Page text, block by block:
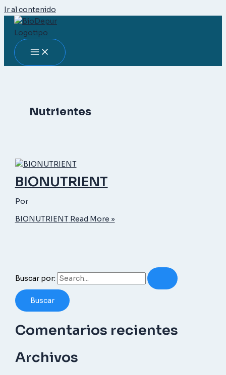
Ir al contenido
Nutrientes
BIONUTRIENT
Por
BIONUTRIENTRead More »
Buscar por:
Comentarios recientes
Archivos